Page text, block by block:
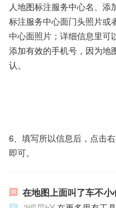
人地图标注服务中心名、添
标注服务中心面门头照片或
中心面照片；详细信息里可
添加有效的手机号，因为地
认。
6、填写所以信息后，点击
即可。
在地图上面叫了车不